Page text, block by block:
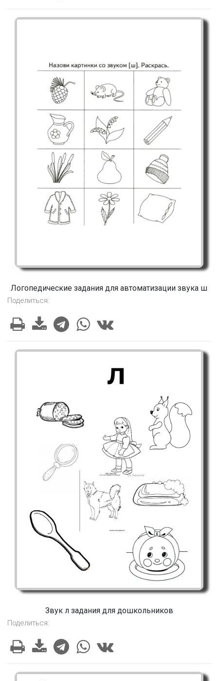
Логопедические задания для автоматизации звука ш
Поделиться:
Звук л задания для дошкольников
Поделиться: